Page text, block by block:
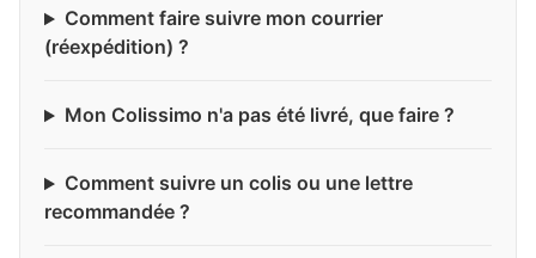
Comment faire suivre mon courrier
(réexpédition) ?
Mon Colissimo n'a pas été livré, que faire ?
Comment suivre un colis ou une lettre
recommandée ?